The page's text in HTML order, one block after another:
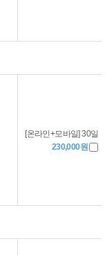
[온라인+모바일] 30일
230,000원